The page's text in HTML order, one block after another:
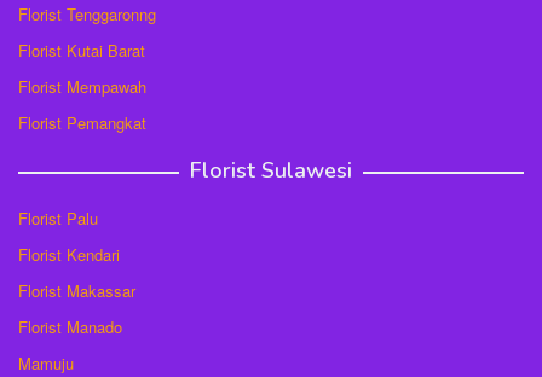
Florist Tenggaronng
Florist Kutai Barat
Florist Mempawah
Florist Pemangkat
Florist Sulawesi
Florist Palu
Florist Kendari
Florist Makassar
Florist Manado
Mamuju